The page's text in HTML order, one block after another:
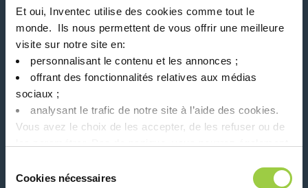
Et oui, Inventec utilise des cookies comme tout le
monde. ​ Ils nous permettent de vous offrir une meilleure
visite sur notre site en:​
personnalisant le contenu et les annonces ;​
offrant des fonctionnalités relatives aux médias
sociaux ; ​
analysant le trafic de notre site à l’aide des cookies.​
Vous avez le choix de les accepter, de les refuser ou de
cookies.​ ​ ​
duCookies nécessaires
首页 Product Processes 波峰焊 & 选择性焊接
新闻、服务、产品、..
与我们的时事通讯保持联系！
Please leave